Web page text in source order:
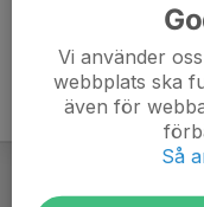
Vi använder
webbplats ska
även för
Så